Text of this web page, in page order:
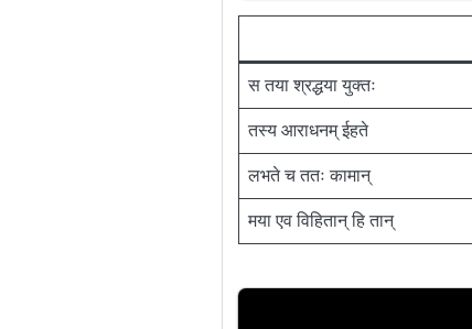
स तया श्रद्धया युक्तः
तस्य आराधनम् ईहते
लभते च ततः कामान्
मया एव विहितान् हि तान्